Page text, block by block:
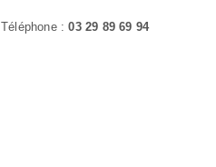
Téléphone :03 29 89 69 94